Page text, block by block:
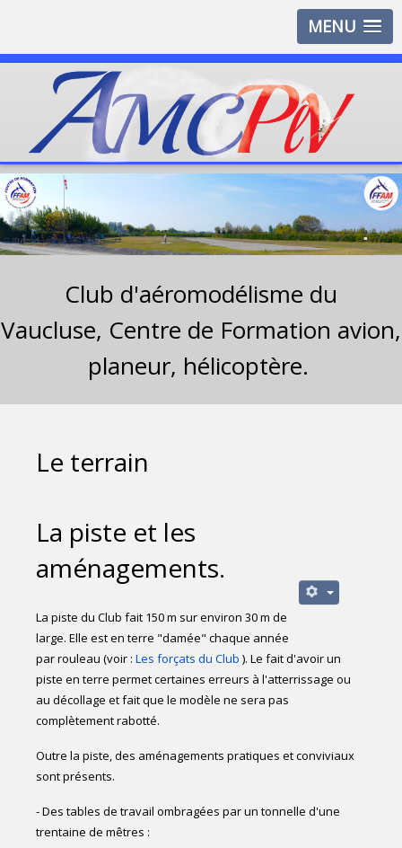
MENU
Club d'aéromodélisme du
Vaucluse, Centre de Formation avion,
planeur, hélicoptère.
Le terrain
La piste et les
aménagements.
La piste du Club fait 150 m sur environ 30 m de
large. Elle est en terre "damée" chaque année
par rouleau (voir : Les forçats du Club ). Le fait d'avoir un
piste en terre permet certaines erreurs à l'atterrissage ou
au décollage et fait que le modèle ne sera pas
complètement rabotté.
Outre la piste, des aménagements pratiques et conviviaux
sont présents.
- Des tables de travail ombragées par un tonnelle d'une
trentaine de mêtres :